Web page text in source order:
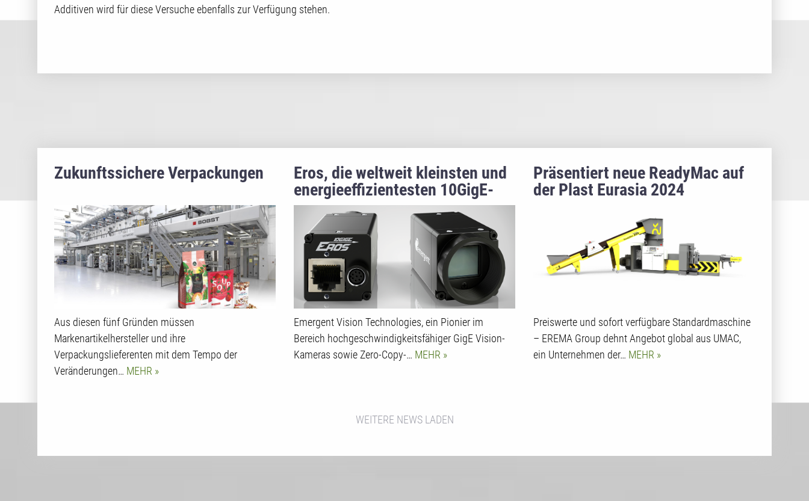
Additiven wird für diese Versuche ebenfalls zur Verfügung stehen.
Zukunftssichere Verpackungen
Aus diesen fünf Gründen müssen
Markenartikelhersteller und ihre
Verpackungslieferenten mit dem Tempo der
Veränderungen… MEHR
Eros, die weltweit kleinsten und
energieeffizientesten 10GigE-
Kameras
Emergent Vision Technologies, ein Pionier im
Bereich hochgeschwindigkeitsfähiger GigE Vision-
Kameras sowie Zero-Copy-… MEHR
Präsentiert neue ReadyMac auf
der Plast Eurasia 2024
Preiswerte und sofort verfügbare Standardmaschine
– EREMA Group dehnt Angebot global aus UMAC,
ein Unternehmen der… MEHR
WEITERE NEWS LADEN